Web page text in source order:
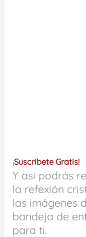
¡Suscribete Gratis!
Y así podrás
la refexión
las imágenes
bandeja de
para ti.